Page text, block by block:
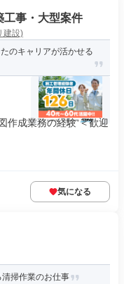
工事・大型案件
建設)
のキャリアが活かせる
作成業務の経験 ＜歓迎
気になる
掃作業のお仕事